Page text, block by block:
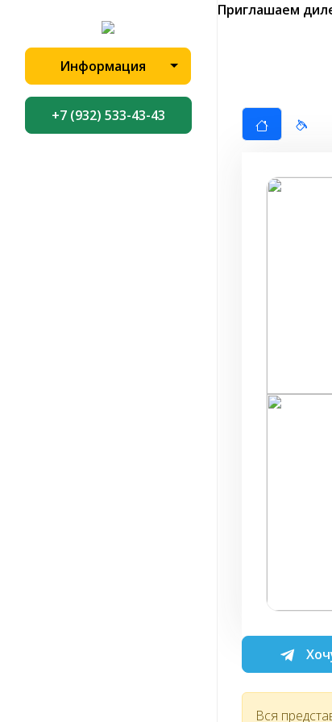
Приглашаем
Информация
+7 (932) 533-43-43
Вся